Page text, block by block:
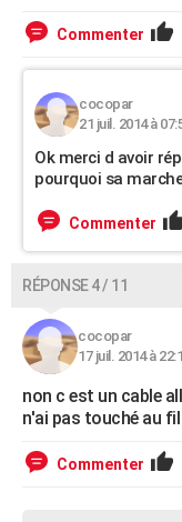
Commenter
cocopar
21 juil. 2014 à
Ok merci d avoir
pourquoi sa
Commenter
RÉPONSE 4 / 11
cocopar
17 juil. 2014 à
non c est un cable
n'ai pas touché au fil
Commenter